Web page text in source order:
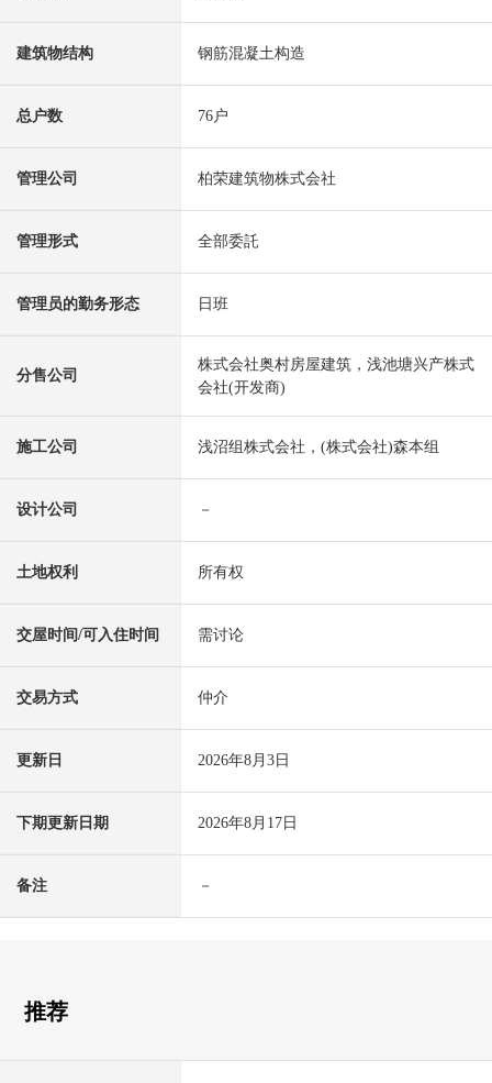
建筑物结构 钢筋混凝土构造
总户数 76户
管理公司 柏荣建筑物株式会社
管理形式 全部委託
管理员的勤务形态 日班
分售公司
株式会社奥村房屋建筑，浅池塘兴产株式
会社(开发商)
施工公司 浅沼组株式会社，(株式会社)森本组
设计公司 －
土地权利 所有权
交屋时间/可入住时间 需讨论
交易方式 仲介
更新日 2026年8月3日
下期更新日期 2026年8月17日
备注 －
推荐